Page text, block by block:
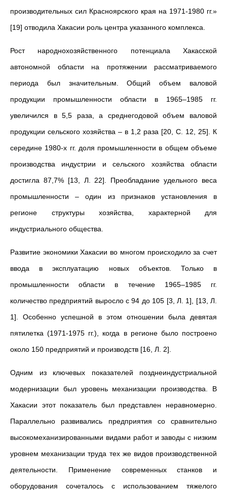
производительных сил Красноярского края на 1971-1980 гг.»
[19] отводила Хакасии роль центра указанного комплекса.
Рост народнохозяйственного потенциала Хакасской
автономной области на протяжении рассматриваемого
периода был значительным. Общий объем валовой
продукции промышленности области в 1965–1985 гг.
увеличился в 5,5 раза, а среднегодовой объем валовой
продукции сельского хозяйства – в 1,2 раза [20, С. 12, 25]. К
середине 1980-х гг. доля промышленности в общем объеме
производства индустрии и сельского хозяйства области
достигла 87,7% [13, Л. 22]. Преобладание удельного веса
промышленности – один из признаков установления в
регионе структуры хозяйства, характерной для
индустриального общества.
Развитие экономики Хакасии во многом происходило за счет
ввода в эксплуатацию новых объектов. Только в
промышленности области в течение 1965–1985 гг.
количество предприятий выросло с 94 до 105 [3, Л. 1], [13, Л.
1]. Особенно успешной в этом отношении была девятая
пятилетка (1971-1975 гг.), когда в регионе было построено
около 150 предприятий и производств [16, Л. 2].
Одним из ключевых показателей позднеиндустриальной
модернизации был уровень механизации производства. В
Хакасии этот показатель был представлен неравномерно.
Параллельно развивались предприятия со сравнительно
высокомеханизированными видами работ и заводы с низким
уровнем механизации труда тех же видов производственной
деятельности. Применение современных станков и
оборудования сочеталось с использованием тяжелого